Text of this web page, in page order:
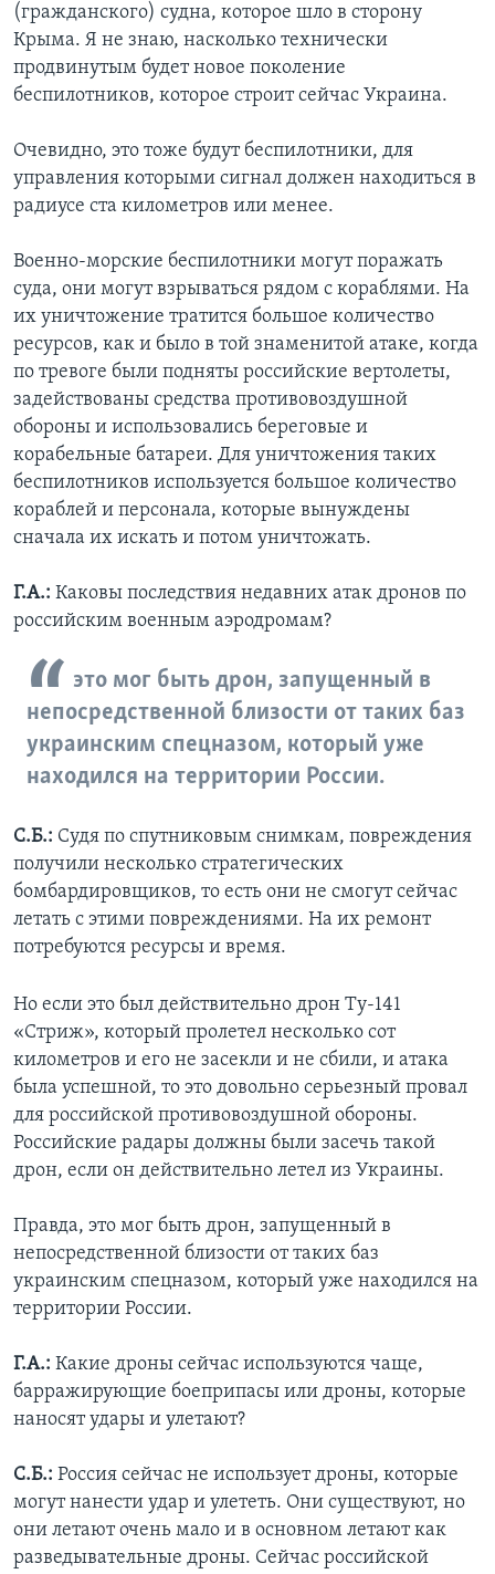
(гражданского) судна, которое шло в сторону
Крыма. Я не знаю, насколько технически
продвинутым будет новое поколение
беспилотников, которое строит сейчас Украина.
Очевидно, это тоже будут беспилотники, для
управления которыми сигнал должен находиться в
радиусе ста километров или менее.
Военно-морские беспилотники могут поражать
суда, они могут взрываться рядом с кораблями. На
их уничтожение тратится большое количество
ресурсов, как и было в той знаменитой атаке, когда
по тревоге были подняты российские вертолеты,
задействованы средства противовоздушной
обороны и использовались береговые и
корабельные батареи. Для уничтожения таких
беспилотников используется большое количество
кораблей и персонала, которые вынуждены
сначала их искать и потом уничтожать.
Г.А.: Каковы последствия недавних атак дронов по
российским военным аэродромам?
это мог быть дрон, запущенный в
непосредственной близости от таких баз
украинским спецназом, который уже
находился на территории России.
С.Б.: Судя по спутниковым снимкам, повреждения
получили несколько стратегических
бомбардировщиков, то есть они не смогут сейчас
летать с этими повреждениями. На их ремонт
потребуются ресурсы и время.
Но если это был действительно дрон Ту-141
«Стриж», который пролетел несколько сот
километров и его не засекли и не сбили, и атака
была успешной, то это довольно серьезный провал
для российской противовоздушной обороны.
Российские радары должны были засечь такой
дрон, если он действительно летел из Украины.
Правда, это мог быть дрон, запущенный в
непосредственной близости от таких баз
украинским спецназом, который уже находился на
территории России.
Г.А.: Какие дроны сейчас используются чаще,
барражирующие боеприпасы или дроны, которые
наносят удары и улетают?
С.Б.: Россия сейчас не использует дроны, которые
могут нанести удар и улететь. Они существуют, но
они летают очень мало и в основном летают как
разведывательные дроны. Сейчас российской